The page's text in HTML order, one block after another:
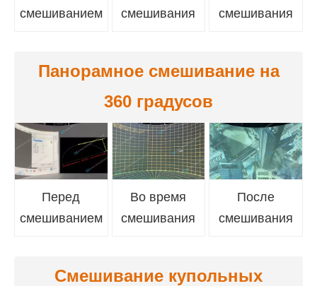
смешиванием
смешивания
смешивания
Панорамное смешивание на
360 градусов
Перед
смешиванием
Во время
смешивания
После
смешивания
Смешивание купольных